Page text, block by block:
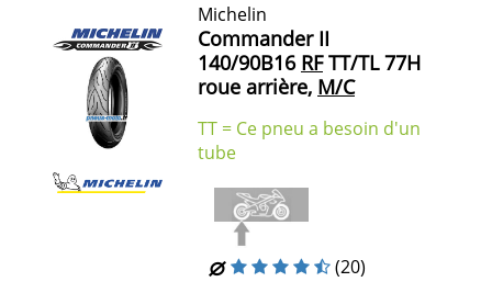
Michelin
Commander II
140/90B16 RFTT/TL 77H
roue arrière, M/C
TT = Ce pneu a besoin d'un
tube
(20)